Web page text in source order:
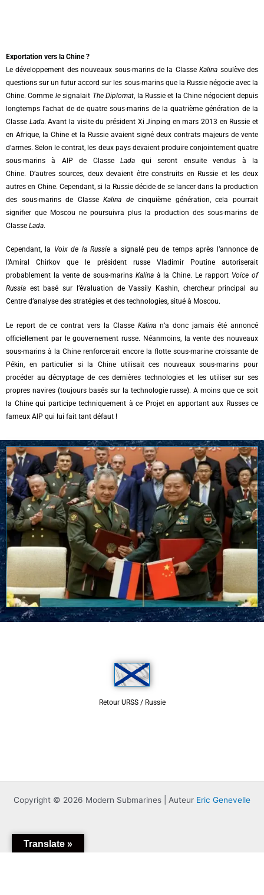
Exportation vers la Chine ?
Le développement des nouveaux sous-marins de la ClasseKalina soulève des
questions sur un futur accord sur les sous-marins que la Russie négocie avec la
Chine. Comme lesignalait The Diplomat , la Russie et la Chine négocient depuis
longtemps l’achat de de quatre sous-marins de la quatrième génération de la
Classe Lada. Avant la visite du président Xi Jinping en mars 2013 en Russie et
en Afrique, la Chine et la Russie avaient signé deux contrats majeurs de vente
d’armes. Selon le contrat, les deux pays devaient produire conjointement quatre
sous-marins à AIP de ClasseLada qui seront ensuite vendus à la
Chine. D’autres sources, deux devaient être construits en Russie et les deux
autres en Chine. Cependant, si la Russie décide de se lancer dans la production
des sous-marins de ClasseKalina decinquième génération, cela pourrait
signifier que Moscou ne poursuivra plus la production des sous-marins de
Classe Lada.
Cependant, la Voix de la Russiea signalé peu de temps après l’annonce de
l’Amiral Chirkov que le président russe Vladimir Poutine autoriserait
probablement la vente de sous-marins Kalinaà la Chine. Le rapport Voice of
Russia est basé sur l’évaluation de Vassily Kashin, chercheur principal au
Centre d’analyse des stratégies et des technologies, situé à Moscou.
Le report de ce contrat vers la Classe Kalina n’a donc jamais été annoncé
officiellement par le gouvernement russe. Néanmoins, la vente des nouveaux
sous-marins à la Chine renforcerait encore la flotte sous-marine croissante de
Pékin, en particulier si la Chine utilisait ces nouveaux sous-marins pour
procéder au décryptage de ces dernières technologies et les utiliser sur ses
propres navires (toujours basés sur la technologie russe). A moins que ce soit
la Chine qui participe techniquement à ce Projet en apportant aux Russes ce
fameux AIP qui lui fait tant défaut !
Retour URSS / Russie
Copyright © 2026 Modern Submarines | Auteur Eric Genevelle
Translate »